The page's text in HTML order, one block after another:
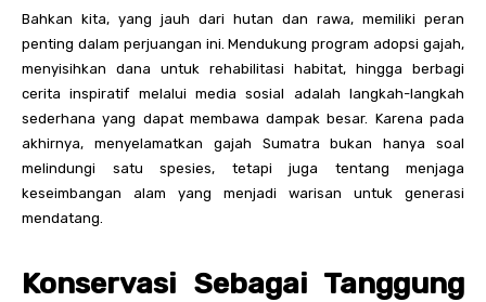
Bahkan kita, yang jauh dari hutan dan rawa, memiliki peran
penting dalam perjuangan ini. Mendukung program adopsi gajah,
menyisihkan dana untuk rehabilitasi habitat, hingga berbagi
cerita inspiratif melalui media sosial adalah langkah-langkah
sederhana yang dapat membawa dampak besar. Karena pada
akhirnya, menyelamatkan gajah Sumatra bukan hanya soal
melindungi satu spesies, tetapi juga tentang menjaga
keseimbangan alam yang menjadi warisan untuk generasi
mendatang.
Konservasi Sebagai Tanggung